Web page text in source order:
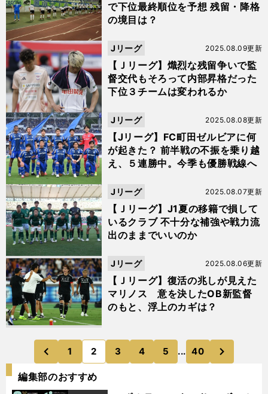
で下位最終順位を予想 残留・降格
の境目は？
【Ｊリーグ】熾烈な残留争いで監
督交代もそろって内部昇格だった
下位３チームは変われるか
2025.08.09更新
Jリーグ
【Jリーグ】FC町田ゼルビアに何
が起きた？ 前半戦の不振を乗り越
え、５連勝中。今季も優勝戦線へ
2025.08.08更新
Jリーグ
【Ｊリーグ】J1夏の移籍で損して
いるクラブ 不十分な補強や戦力流
出のままでいいのか
2025.08.07更新
Jリーグ
【Ｊリーグ】復活の兆しが見えた
マリノス 意を決したOB新監督
のもと、浮上のカギは？
2025.08.06更新
Jリーグ
前
のページへ
1 2 3 4 5 ... 40
編集部のおすすめ